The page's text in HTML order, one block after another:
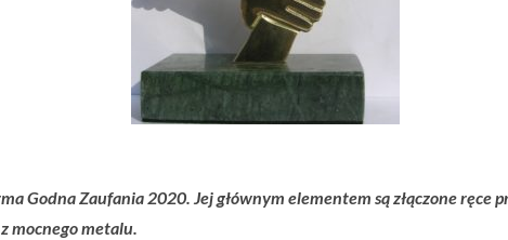
Godna Zaufania 2020. Jej głównym elementem są złączone
mocnego metalu.